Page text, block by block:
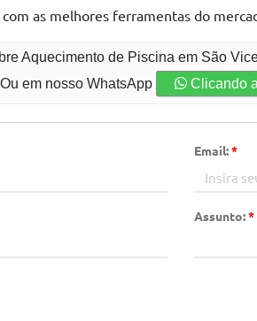
as melhores ferramentas do
Aquecimento de Piscina em São
Ou em nosso WhatsApp Clicando
Email:*
Assunto:*